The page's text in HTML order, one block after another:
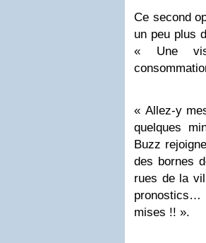
Ce second
un peu plus
« Une
« Allez-y
quelques
Buzz
des bornes
rues de la
pronostics…
mises !! ».